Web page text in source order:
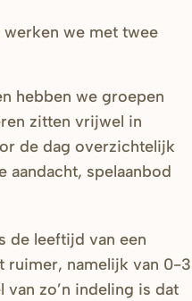
we met twee
hebben we groepen
zitten vrijwel in
de dag overzichtelijk
aandacht, spelaanbod
de leeftijd van een
ruimer, namelijk van 0-3
zo’n indeling is dat